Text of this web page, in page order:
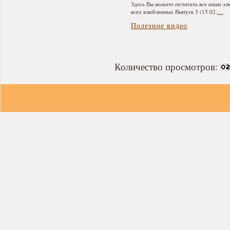
Здесь Вы можете почитать все наши
всех влюбленных Выпуск 3 (15.02. ...
Полезное видео
Количество просмотров: